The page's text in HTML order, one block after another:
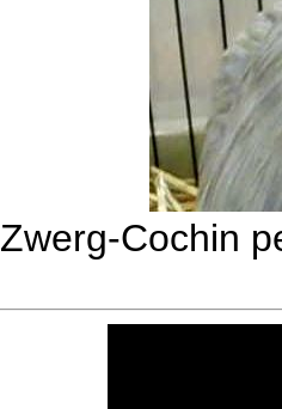
Zwerg-Cochin